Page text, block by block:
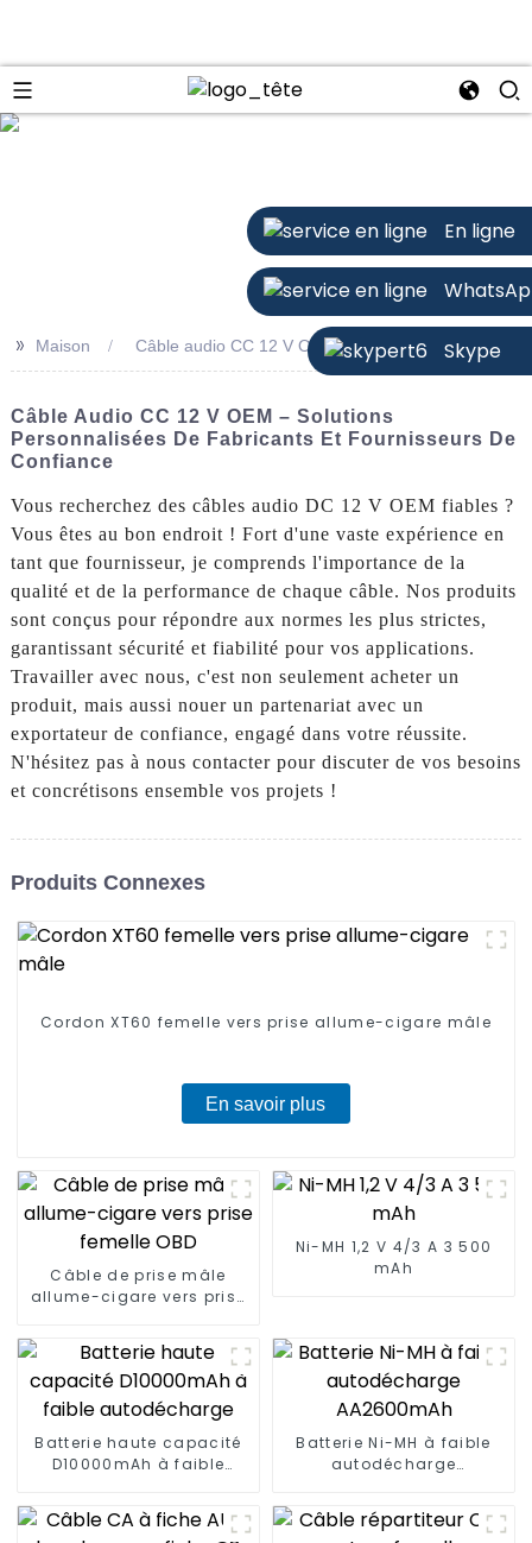
En ligne
Skype
>> Maison Câble audio CC 12 V OEM
Câble Audio CC 12 V OEM – Solutions
Personnalisées De Fabricants Et Fournisseurs De
Confiance
Vous recherchez des câbles audio DC 12 V OEM fiables ?
Vous êtes au bon endroit ! Fort d'une vaste expérience en
tant que fournisseur, je comprends l'importance de la
qualité et de la performance de chaque câble. Nos produits
sont conçus pour répondre aux normes les plus strictes,
garantissant sécurité et fiabilité pour vos applications.
Travailler avec nous, c'est non seulement acheter un
produit, mais aussi nouer un partenariat avec un
exportateur de confiance, engagé dans votre réussite.
N'hésitez pas à nous contacter pour discuter de vos besoins
et concrétisons ensemble vos projets !
Produits Connexes
Cordon XT60 femelle vers prise allume-cigare mâle
En savoir plus
Câble de prise mâle
allume-cigare vers prise
Ni-MH 1,2 V 4/3 A 3 500
mAh
Batterie haute capacité
D10000mAh à faible
Batterie Ni-MH à faible
autodécharge